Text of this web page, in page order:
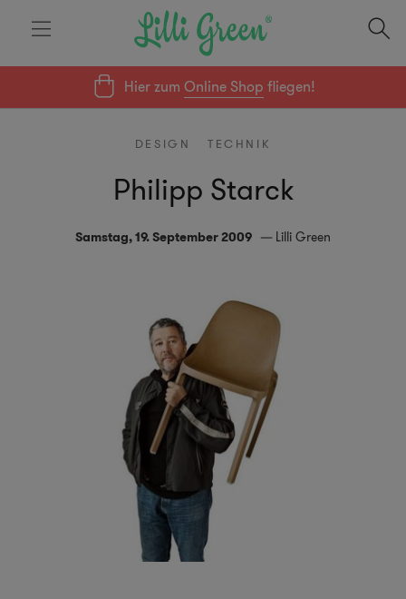
Hier zumOnline Shop fliegen!
DESIGN TECHNIK
Philipp Starck
Samstag, 19. September 2009 Lilli Green